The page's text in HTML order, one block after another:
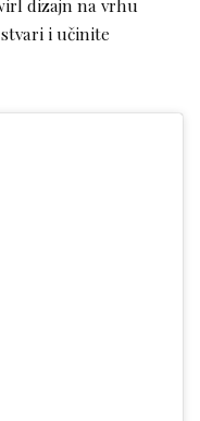
dizajn na vrhu
i učinite